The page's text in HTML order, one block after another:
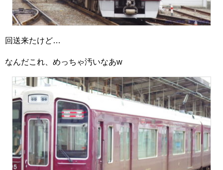
回送来たけど…
なんだこれ、めっちゃ汚いなあw